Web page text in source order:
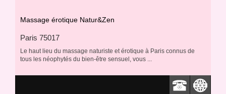
Massage érotique Natur&Zen
Paris 75017
Le haut lieu du massage naturiste et érotique à Paris connus de
tous les néophytés du bien-être sensuel, vous ...